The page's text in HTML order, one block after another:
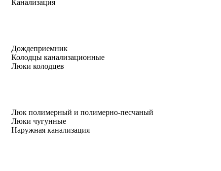
Канализация
Дождеприемник
Колодцы канализационные
Люки колодцев
Люк полимерный и полимерно-песчаный
Люки чугунные
Наружная канализация